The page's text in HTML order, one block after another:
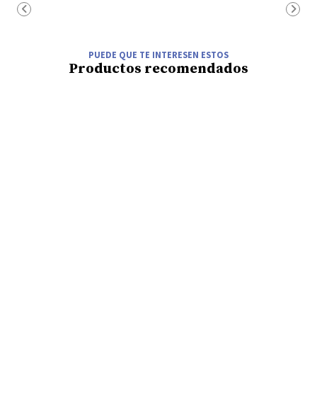
PUEDE QUE TE INTERESEN ESTOS
Productos recomendados